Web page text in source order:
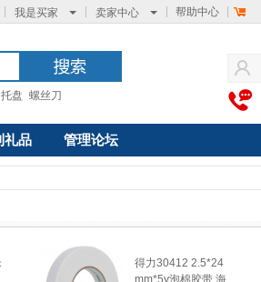
我是买家 卖家中心 帮助中心
托盘 螺丝刀
礼品 管理论坛
得力30412 2.5*24
mm*5y泡棉胶带 海